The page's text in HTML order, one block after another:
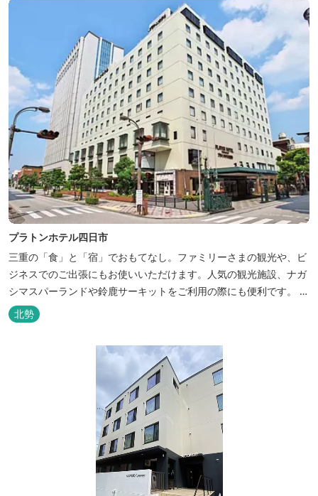
プラトンホテル四日市
三重の「食」と「宿」でおもてなし。ファミリーさまの観光や、ビ
ジネスでのご出張にもお使いいただけます。人気の観光施設、ナガ
シマスパーランドや鈴鹿サーキットをご利用の際にも便利です。 和
食、イタリアン、中華と多彩な三重の味をどうぞお楽しみくださ
い。近鉄四日市駅から徒歩３分と、公共交通機関でのお越しにも大
北勢